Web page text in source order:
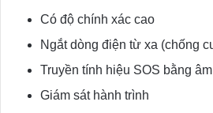
Có độ chính xác cao
Ngắt dòng điện từ xa (chống
Truyền tính hiệu SOS bằng
Giám sát hành trình